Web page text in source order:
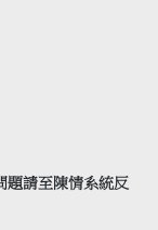
題請至陳情系統反